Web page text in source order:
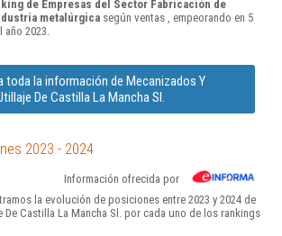
de Empresas del Sector Fabricación de
metalúrgica según ventas , empeorando en 5
2023.
toda la información de Mecanizados Y
De Castilla La Mancha Sl.
2023 - 2024
Información ofrecida por
la evolución de posiciones entre 2023 y 2024 de
Castilla La Mancha Sl. por cada uno de los rankings